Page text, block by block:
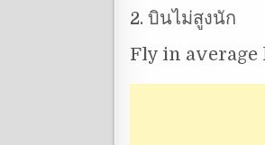
2. บินไม่สูงนัก
Fly in average